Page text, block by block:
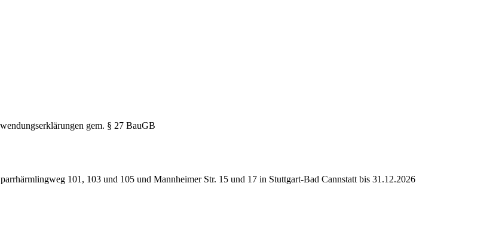
gem. § 27 BauGB
101, 103 und 105 und Mannheimer Str. 15 und 17 in Stuttgart-Bad Cannstatt bis 31.12.2026